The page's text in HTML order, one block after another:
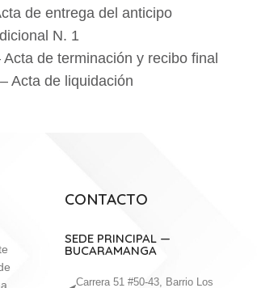
de entrega del anticipo
N. 1
de terminación y recibo final
Acta de liquidación
CONTACTO
SEDE PRINCIPAL —
BUCARAMANGA
Carrera 51 #50-43, Barrio Los